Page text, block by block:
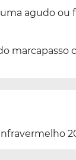
agudo ou
marcapasso